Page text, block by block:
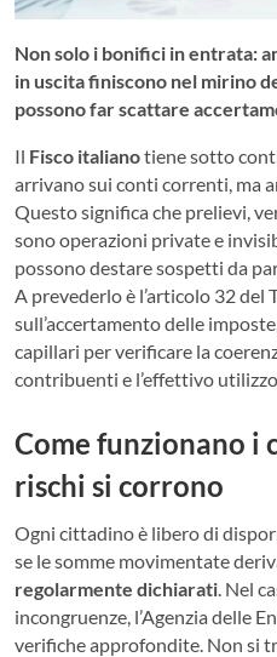
Non solo i bonifici in entrata:
in uscita finiscono nel mirino
possono far scattare
Il Fisco italianotiene sotto
arrivano sui conti correnti, ma
Questo significa che prelievi,
sono operazioni private e
possono destare sospetti da
A prevederlo è l’articolo 32 del
sull’accertamento delle
capillari per verificare la
contribuenti e l’effettivo
Come funzionano i
rischi si corrono
Ogni cittadino è libero di
se le somme movimentate
regolarmente dichiarati . Nel
incongruenze, l’Agenzia delle
verifiche approfondite. Non si